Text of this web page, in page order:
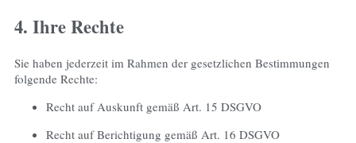
4. Ihre Rechte
Sie haben jederzeit im Rahmen der gesetzlichen Bestimmungen
folgende Rechte:
Recht auf Auskunft gemäß Art. 15 DSGVO
Recht auf Berichtigung gemäß Art. 16 DSGVO